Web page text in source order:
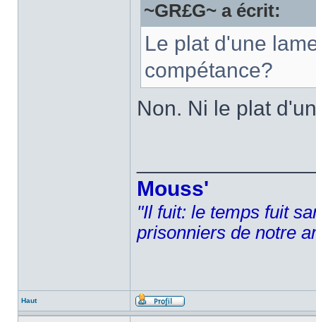
~GR£G~ a écrit:
Le plat d'une
compétance?
Non. Ni le plat
Mouss'
"Il fuit: le temps fuit
prisonniers de notre
Haut